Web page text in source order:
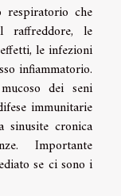
che
raffreddore, le
le infezioni
infiammatorio.
dei seni
immunitarie
sinusite cronica
Importante
se ci sono i